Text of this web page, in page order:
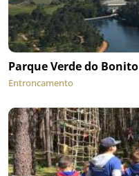
Parque Verde do Bonito
Entroncamento